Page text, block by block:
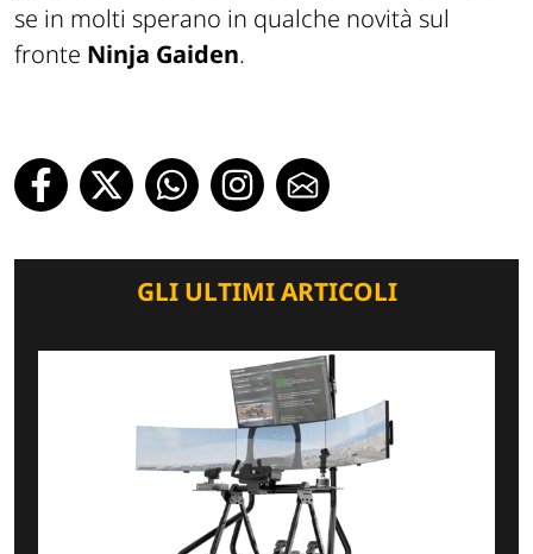
se in molti sperano in qualche novità sul
fronte Ninja Gaiden.
GLI ULTIMI ARTICOLI